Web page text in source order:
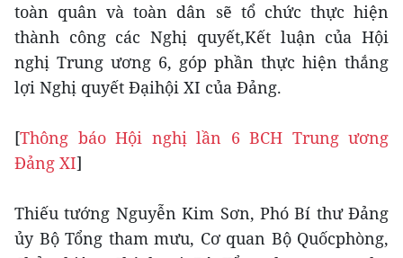
toàn quân và toàn dân sẽ tổ chức thực hiện
thành công các Nghị quyết,Kết luận của Hội
nghị Trung ương 6, góp phần thực hiện thắng
lợi Nghị quyết Đạihội XI của Đảng.
[Thông báo Hội nghị lần 6 BCH Trung ương
Đảng XI]
Thiếu tướng Nguyễn Kim Sơn, Phó Bí thư Đảng
ủy Bộ Tổng tham mưu, Cơ quan Bộ Quốcphòng,